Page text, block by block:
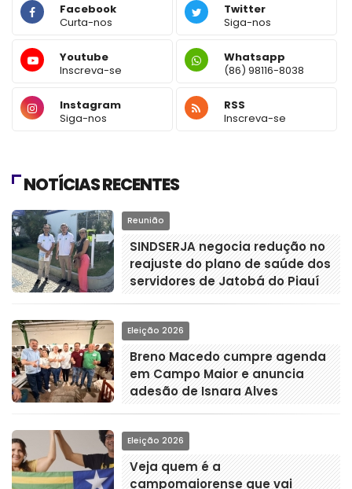
Facebook
Curta-nos
Twitter
Siga-nos
Youtube
Inscreva-se
Whatsapp
(86) 98116-8038
Instagram
Siga-nos
RSS
Inscreva-se
NOTÍCIAS RECENTES
Reunião
SINDSERJA negocia redução no
reajuste do plano de saúde dos
servidores de Jatobá do Piauí
Eleição 2026
Breno Macedo cumpre agenda
em Campo Maior e anuncia
adesão de Isnara Alves
Eleição 2026
Veja quem é a
campomaiorense que vai